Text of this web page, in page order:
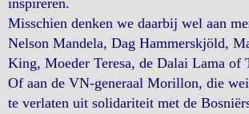
inspireren.
Misschien denken we daarbij wel aan
Nelson Mandela, Dag Hammerskjöld,
King, Moeder Teresa, de Dalai Lama of
Of aan de VN-generaal Morillon, die
te verlaten uit solidariteit met de